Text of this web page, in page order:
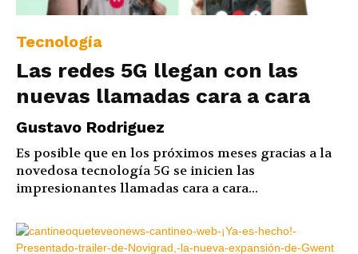
Tecnología
Las redes 5G llegan con las
nuevas llamadas cara a cara
Gustavo Rodriguez
Es posible que en los próximos meses gracias a la
novedosa tecnología 5G se inicien las
impresionantes llamadas cara a cara...